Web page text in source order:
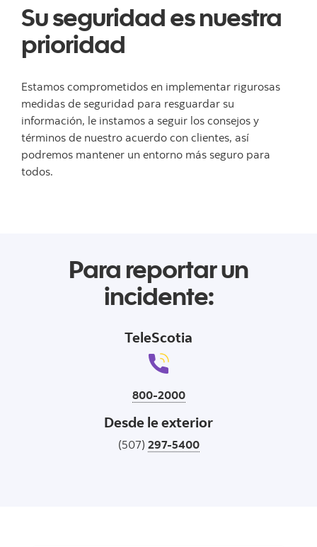
Su seguridad es nuestra
prioridad
Estamos comprometidos en implementar rigurosas
medidas de seguridad para resguardar su
información, le instamos a seguir los consejos y
términos de nuestro acuerdo con clientes, así
podremos mantener un entorno más seguro para
todos.
Para reportar un
incidente:
TeleScotia
800-2000
Desde le exterior
(507) 297-5400